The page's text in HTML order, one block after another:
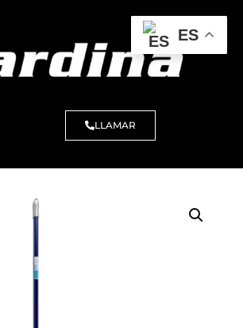
LLAMAR
ES